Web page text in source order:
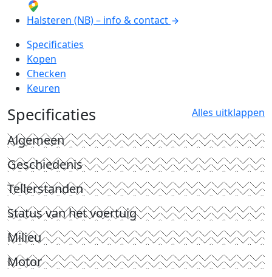
Halsteren (NB) – info & contact
Specificaties
Kopen
Checken
Keuren
Specificaties Alles uitklappen
Algemeen
Geschiedenis
Tellerstanden
Status van het voertuig
Milieu
Motor